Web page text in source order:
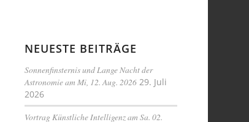
NEUESTE BEITRÄGE
Sonnenfinsternis und Lange Nacht der
Astronomie am Mi, 12. Aug. 2026 29. Juli
2026
Vortrag Künstliche Intelligenz am Sa. 02.